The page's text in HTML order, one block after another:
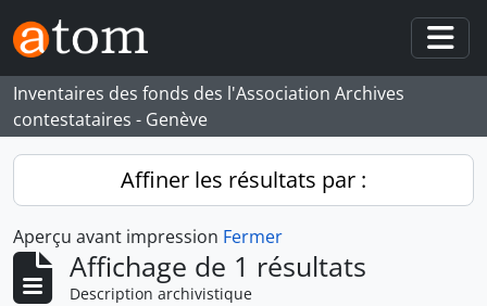
Skip to main content
Inventaires des fonds des l'Association Archives
contestataires - Genève
Affiner les résultats par :
Aperçu avant impression Fermer
Affichage de 1 résultats
Description archivistique